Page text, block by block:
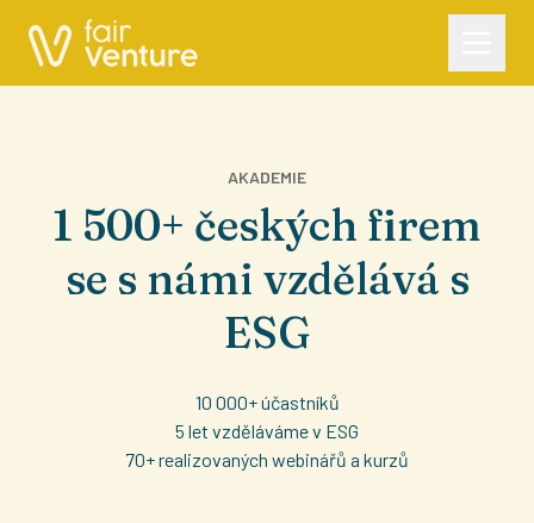
AKADEMIE
1 500+ českých firem
se s námi vzdělává s
ESG
10 000+ účastníků
5 let vzděláváme v ESG
70+ realizovaných webinářů a kurzů